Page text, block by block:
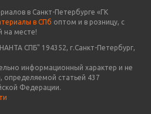
в Санкт-Петербурге «ГК
в СПб оптом и в розницу, с
на месте!
СПБ" 194352, г.Санкт-Петербург,
информационный характер и не
определяемой статьей 437
Федерации.